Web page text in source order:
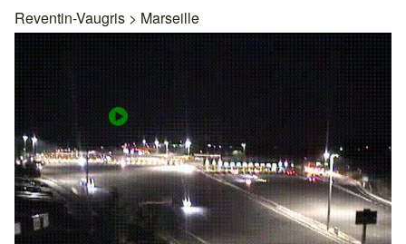
Reventin-Vaugris > Marseille